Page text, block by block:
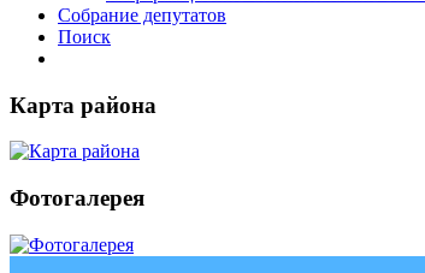
Собрание депутатов
Поиск
Карта района
Фотогалерея